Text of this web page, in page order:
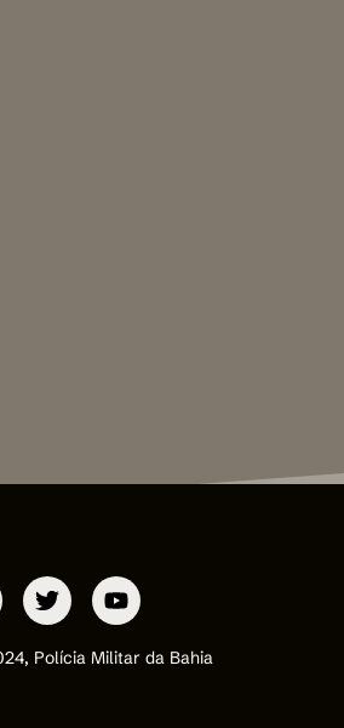
Polícia Militar da Bahia